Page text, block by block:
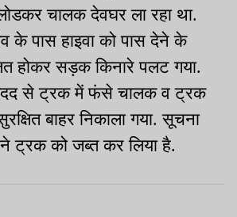
चालक देवघर ला रहा था.
के पास हाइवा को पास देने के
होकर सड़क किनारे पलट गया.
मदद से ट्रक में फंसे चालक व ट्रक
बाहर निकाला गया. सूचना
ट्रक को जब्त कर लिया है.